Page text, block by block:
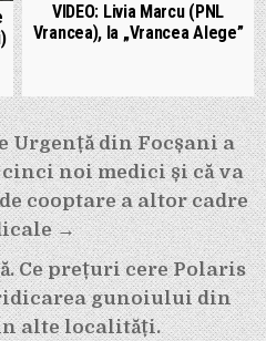
VIDEO: Livia Marcu (PNL
Vrancea), la „Vrancea Alege”
Urgență din Focșani a
noi medici și că va
cooptare a altor cadre
→
Ce prețuri cere Polaris
gunoiului din
alte localități.